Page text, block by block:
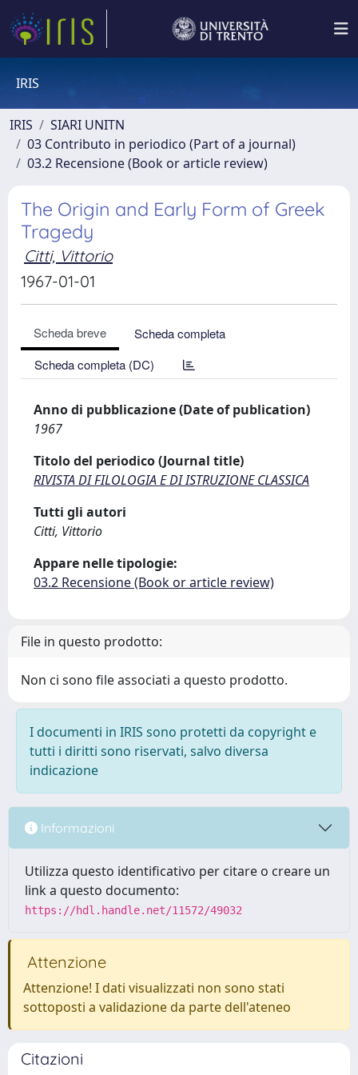
IRIS
IRIS
SIARI UNITN
03 Contributo in periodico (Part of a journal)
03.2 Recensione (Book or article review)
The Origin and Early Form of Greek
Tragedy
Citti, Vittorio
1967-01-01
Scheda breve
Scheda completa
Scheda completa (DC)
Anno di pubblicazione (Date of publication)
1967
Titolo del periodico (Journal title)
RIVISTA DI FILOLOGIA E DI ISTRUZIONE CLASSICA
Tutti gli autori
Citti, Vittorio
Appare nelle tipologie:
03.2 Recensione (Book or article review)
File in questo prodotto:
Non ci sono file associati a questo prodotto.
I documenti in IRIS sono protetti da copyright e
tutti i diritti sono riservati, salvo diversa
indicazione
Informazioni
Utilizza questo identificativo per citare o creare un
link a questo documento:
https://hdl.handle.net/11572/49032
Attenzione
Attenzione! I dati visualizzati non sono stati
sottoposti a validazione da parte dell'ateneo
Citazioni